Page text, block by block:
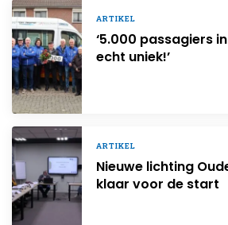
ARTIKEL
‘5.000 passagiers
echt uniek!’
ARTIKEL
Nieuwe lichting
klaar voor de start